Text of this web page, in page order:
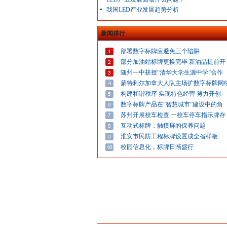
我国LED产业发展趋势分析
新闻排行
部署数字标牌应避免三个陷阱
部分加油站标牌更换完毕 新油品提前开
随州一中获授“清华大学生源中学”合作
蒙特利尔加拿大人队主场扩数字标牌网
构建和谐秩序 实现特色经营 努力开创
数字标牌产品在“智慧城市”建设中的角
苏州开展校车检查 一校车停车指示牌存
互动式标牌：触摸屏的保养问题
淮安市民防工程标牌设置成全省样板
校园信息化，标牌日渐盛行